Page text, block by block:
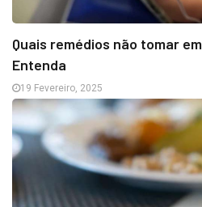
Quais remédios não tomar
Entenda
19 Fevereiro, 2025